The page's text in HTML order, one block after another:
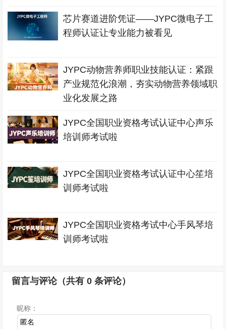
芯片赛道进阶凭证——JYPC微电子工
程师认证让专业能力被看见
JYPC动物营养师职业技能认证：紧跟
产业规范化浪潮，夯实动物营养领域职
业化发展之路
JYPC全国职业资格考试认证中心声乐
培训师考试啦
JYPC全国职业资格考试认证中心笙培
训师考试啦
JYPC全国职业资格考试中心手风琴培
训师考试啦
留言与评论（共有0 条评论）
昵称：